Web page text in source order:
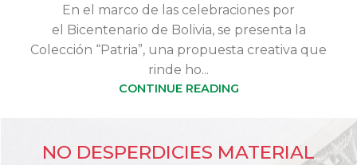
En el marco de las celebraciones por
el Bicentenario de Bolivia, se presenta la
Colección “Patria”, una propuesta creativa que
rinde ho...
CONTINUE READING
NO DESPERDICIES MATERIAL